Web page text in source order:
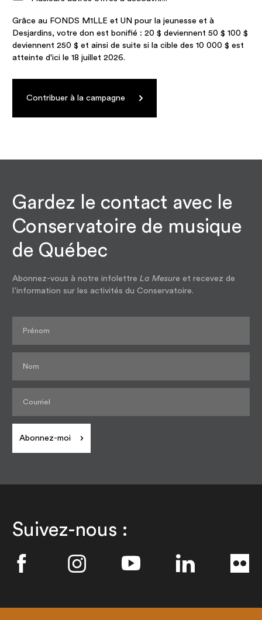
Grâce au FONDS M1LLE et UN pour la jeunesse et à
Desjardins, votre don est bonifié : 20 $ deviennent 50 $ 100 $
deviennent 250 $ et ainsi de suite si la cible des 10 000 $ est
atteinte d'ici le 18 juillet 2026.
Contribuer à la campagne
Gardez le contact avec le
Conservatoire de musique
de Québec
Abonnez-vous à notre infolettreLa Mesure et recevez de
l’information sur les activités du Conservatoire.
Abonnez-moi
Suivez-nous :